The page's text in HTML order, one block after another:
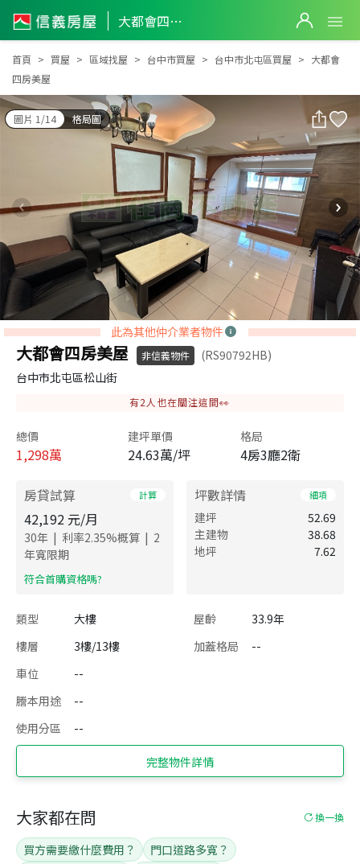
大都會四房美屋
大都會四房美屋
首頁 買屋 區域找屋 台中市買屋 台中市北屯區買屋
大都會
四房美屋
圖片 1/14 格局圖
此為其他仲介業者物件
大都會四房美屋 非信義物件
(RS90792HB)
台中市北屯區松山街
有2 人也在關注這間👀
總價
1,298萬
建坪單價
24.63萬/坪
格局
4房3廳2衛
房貸試算 計算
42,192 元/月
30年 | 利率2.35%概算 | 2
年寬限期
​符合首購資格嗎?
坪數詳情 細項
建坪
52.69
主建物
38.68
地坪
7.62
類型 大樓 屋齡
33.9年
樓層
3樓/13樓 加蓋格局
--
車位
--
謄本用途
--
使用分區
--
完整物件詳情
大家都在問 換一換
買方需要繳什麼費用？
門口道路多寬？